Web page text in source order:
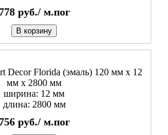
778 руб./ м.пог
В корзину
Decor Florida (эмаль) 120 мм х 12
мм х 2800 мм
ширина: 12 мм
длина: 2800 мм
756 руб./ м.пог